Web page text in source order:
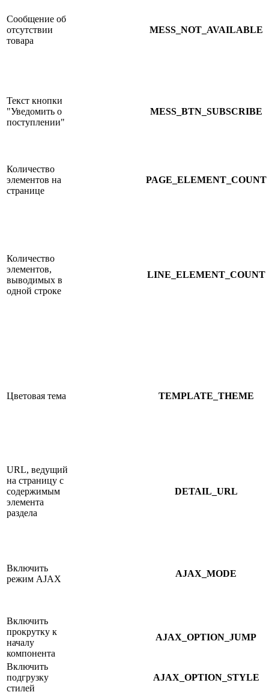
Сообщение об
отсутствии
товара
MESS_NOT_AVAILABLE
Текст кнопки
"Уведомить о
поступлении"
MESS_BTN_SUBSCRIBE
Количество
элементов на
странице
PAGE_ELEMENT_COUNT
Количество
элементов,
выводимых в
одной строке
LINE_ELEMENT_COUNT
Цветовая тема TEMPLATE_THEME
URL, ведущий
на страницу с
содержимым
элемента
раздела
DETAIL_URL
Включить
режим AJAX
AJAX_MODE
Включить
прокрутку к
началу
компонента
AJAX_OPTION_JUMP
Включить
подгрузку
стилей
AJAX_OPTION_STYLE